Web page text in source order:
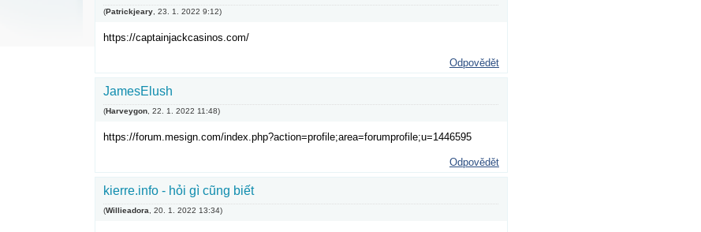
(Patrickjeary 23. 1. 2022 9:12)
https://captainjackcasinos.com/
Odpovědět
JamesElush
(Harveygon 22. 1. 2022 11:48)
https://forum.mesign.com/index.php?action=profile;area=forumprofile;u=1446595
Odpovědět
kierre.info - hỏi gì cũng biết
(Willieadora 20. 1. 2022 13:34)